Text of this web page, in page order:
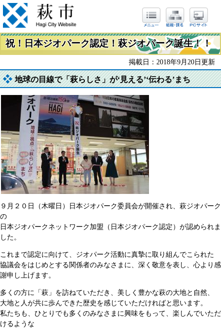
祝！日本ジオパーク認定！萩ジオパーク誕生！！
掲載日：2018年9月20日更新
地球の目線で「萩らしさ」が‘見える’‘伝わる’まち
９月２０日（木曜日）日本ジオパーク委員会が開催され、萩ジオパーク
の
日本ジオパークネットワーク加盟（日本ジオパーク認定）が認められま
した。
これまで認定に向けて、ジオパーク活動に真摯に取り組んでこられた
協議会をはじめとする関係者のみなさまに、深く敬意を表し、心より感
謝申し上げます。
多くの方に「萩」を訪ねていただき、美しく豊かな萩の大地と自然、
大地と人が共に歩んできた歴史を感じていただければと思います。
私たちも、ひとりでも多くのみなさまに興味をもって、楽しんでいただ
けるような